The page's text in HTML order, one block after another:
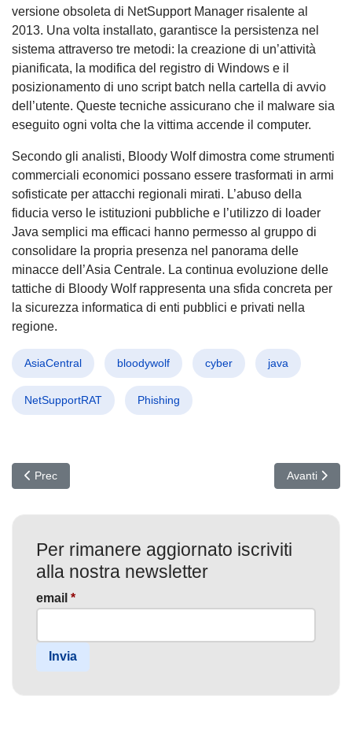
versione obsoleta di NetSupport Manager risalente al
2013. Una volta installato, garantisce la persistenza nel
sistema attraverso tre metodi: la creazione di un’attività
pianificata, la modifica del registro di Windows e il
posizionamento di uno script batch nella cartella di avvio
dell’utente. Queste tecniche assicurano che il malware sia
eseguito ogni volta che la vittima accende il computer.
Secondo gli analisti, Bloody Wolf dimostra come strumenti
commerciali economici possano essere trasformati in armi
sofisticate per attacchi regionali mirati. L’abuso della
fiducia verso le istituzioni pubbliche e l’utilizzo di loader
Java semplici ma efficaci hanno permesso al gruppo di
consolidare la propria presenza nel panorama delle
minacce dell’Asia Centrale. La continua evoluzione delle
tattiche di Bloody Wolf rappresenta una sfida concreta per
la sicurezza informatica di enti pubblici e privati nella
regione.
AsiaCentral bloodywolf cyber java
NetSupportRAT Phishing
Articolo precedente: Cyber Tempesta: React2Shell e IDEsaster
Prec Articolo
Avanti
Per rimanere aggiornato iscriviti
alla nostra newsletter
email *
Invia